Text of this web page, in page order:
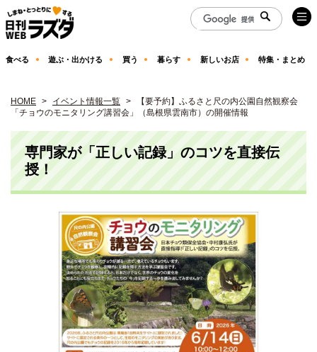
食べる 遊ぶ・出かける 買う 暮らす 新しいお店 特集・まとめ
HOME イベント情報一覧
【要予約】ふるさと尺の内公園自然観察会
「チョウのモニタリング講習会」（島根県雲南市）の開催情報
専門家が「正しい記録」のコツを直接伝
授！